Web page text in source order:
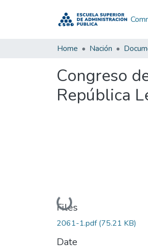
Home Nación
Congreso
República
Loading...
Files
2061-1.pdf(75.21 KB)
Date